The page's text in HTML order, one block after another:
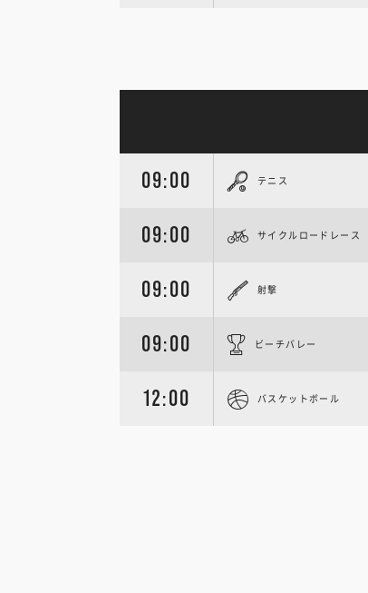
09:00 テニス
09:00 サイクルロードレース
09:00 射撃
09:00 ビーチバレー
12:00 バスケットボール